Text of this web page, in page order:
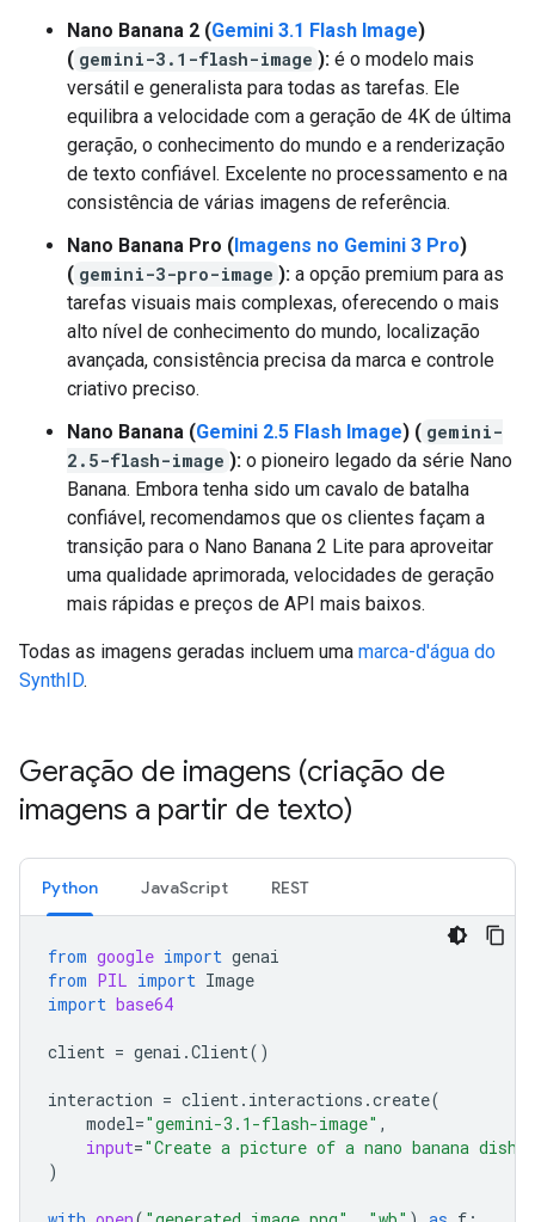
Nano Banana 2 (Gemini 3.1 Flash Image)
( gemini-3.1-flash-image ): é o modelo mais
versátil e generalista para todas as tarefas. Ele
equilibra a velocidade com a geração de 4K de última
geração, o conhecimento do mundo e a renderização
de texto confiável. Excelente no processamento e na
consistência de várias imagens de referência.
Nano Banana Pro (Imagens no Gemini 3 Pro)
( gemini-3-pro-image ): a opção premium para as
tarefas visuais mais complexas, oferecendo o mais
alto nível de conhecimento do mundo, localização
avançada, consistência precisa da marca e controle
criativo preciso.
Nano Banana (Gemini 2.5 Flash Image) ( gemini-
2.5-flash-image ): o pioneiro legado da série Nano
Banana. Embora tenha sido um cavalo de batalha
confiável, recomendamos que os clientes façam a
transição para o Nano Banana 2 Lite para aproveitar
uma qualidade aprimorada, velocidades de geração
mais rápidas e preços de API mais baixos.
Todas as imagens geradas incluem uma marca-d'água do
SynthID.
Geração de imagens (criação de
imagens a partir de texto)
Python JavaScript REST
from google import genai
from PIL import Image
import base64
client = genai .Client()
interaction = client. interactions .create(
model="gemini-3.1-flash-image" ,
input="Create a picture of a nano banana
)